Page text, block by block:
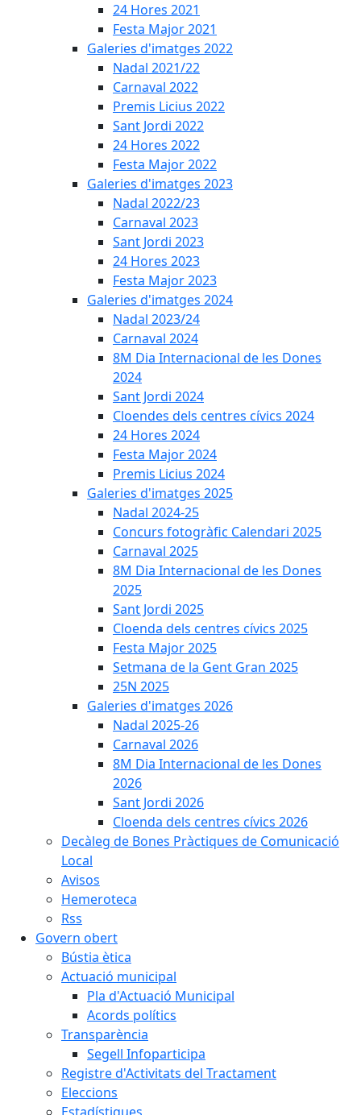
24 Hores 2021
Festa Major 2021
Galeries d'imatges 2022
Nadal 2021/22
Carnaval 2022
Premis Licius 2022
Sant Jordi 2022
24 Hores 2022
Festa Major 2022
Galeries d'imatges 2023
Nadal 2022/23
Carnaval 2023
Sant Jordi 2023
24 Hores 2023
Festa Major 2023
Galeries d'imatges 2024
Nadal 2023/24
Carnaval 2024
8M Dia Internacional de les Dones
2024
Sant Jordi 2024
Cloendes dels centres cívics 2024
24 Hores 2024
Festa Major 2024
Premis Licius 2024
Galeries d'imatges 2025
Nadal 2024-25
Concurs fotogràfic Calendari 2025
Carnaval 2025
8M Dia Internacional de les Dones
2025
Sant Jordi 2025
Cloenda dels centres cívics 2025
Festa Major 2025
Setmana de la Gent Gran 2025
25N 2025
Galeries d'imatges 2026
Nadal 2025-26
Carnaval 2026
8M Dia Internacional de les Dones
2026
Sant Jordi 2026
Cloenda dels centres cívics 2026
Decàleg de Bones Pràctiques de Comunicació
Local
Avisos
Hemeroteca
Rss
Govern obert
Bústia ètica
Actuació municipal
Pla d'Actuació Municipal
Acords polítics
Transparència
Segell Infoparticipa
Registre d'Activitats del Tractament
Eleccions